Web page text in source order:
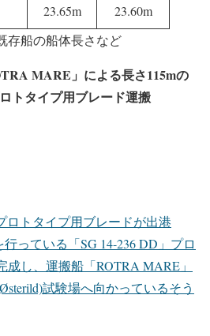
23.65m
23.60m
存船の船体長さなど
MARE」による長さ115mの
トタイプ用ブレード運搬
ロトタイプ用ブレードが出港
行っている「SG 14-236 DD」プロ
成し、運搬船「ROTRA MARE」
試験場へ向かっているそう